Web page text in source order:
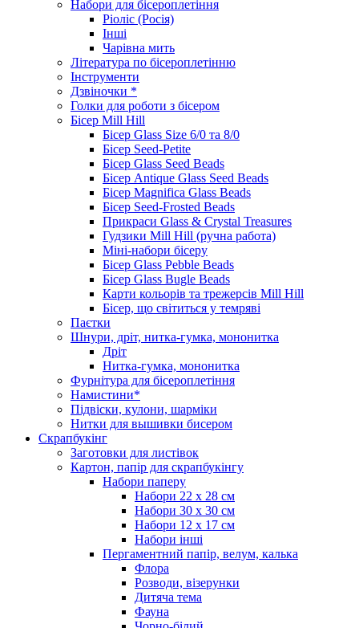
Набори для бісероплетіння
Ріоліс (Росія)
Інші
Чарівна мить
Література по бісероплетінню
Інструменти
Дзвіночки *
Голки для роботи з бісером
Бісер Mill Hill
Бісер Glass Size 6/0 та 8/0
Бісер Seed-Petite
Бісер Glass Seed Beads
Бісер Antique Glass Seed Beads
Бісер Magnifica Glass Beads
Бісер Seed-Frosted Beads
Прикраси Glass & Crystal Treasures
Гудзики Mill Hill (ручна работа)
Міні-набори бісеру
Бісер Glass Pebble Beads
Бісер Glass Bugle Beads
Карти кольорів та трежерсів Mill Hill
Бісер, що світиться у темряві
Паєтки
Шнури, дріт, нитка-гумка, мононитка
Дріт
Нитка-гумка, мононитка
Фурнітура для бісероплетіння
Намистини*
Підвіски, кулони, шарміки
Нитки для вышивки бисером
Скрапбукінг
Заготовки для листівок
Картон, папір для скрапбукінгу
Набори паперу
Набори 22 х 28 см
Набори 30 х 30 см
Набори 12 х 17 см
Набори інші
Пергаментний папір, велум, калька
Флора
Розводи, візерунки
Дитяча тема
Фауна